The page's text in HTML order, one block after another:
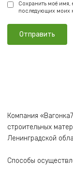
Сохранить моё имя,
последующих моих
Компания
строительных
Ленинградской
Способы